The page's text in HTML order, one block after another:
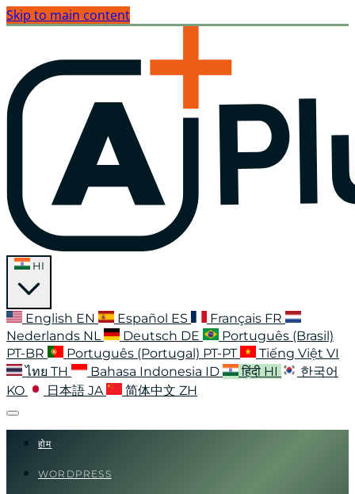
Skip to main content
English EN Español ES Français FR
Nederlands NL Deutsch DE
Português (Brasil)
PT-BR
Português (Portugal) PT-PT Tiếng Việt VI
ไทย TH Bahasa Indonesia ID हिंदी HI
한국어
KO
日本語 JA 简体中文 ZH
होम
WORDPRESS